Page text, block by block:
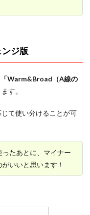
ジ版
「Warm&Broad（A線の
す。
て使い分けることが可
たあとに、マイナー
いいと思います！